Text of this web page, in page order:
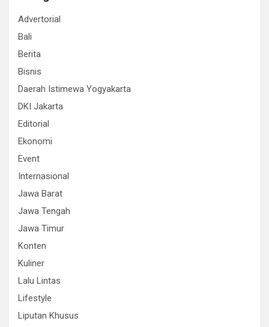
Advertorial
Bali
Berita
Bisnis
Daerah Istimewa Yogyakarta
DKI Jakarta
Editorial
Ekonomi
Event
Internasional
Jawa Barat
Jawa Tengah
Jawa Timur
Konten
Kuliner
Lalu Lintas
Lifestyle
Liputan Khusus